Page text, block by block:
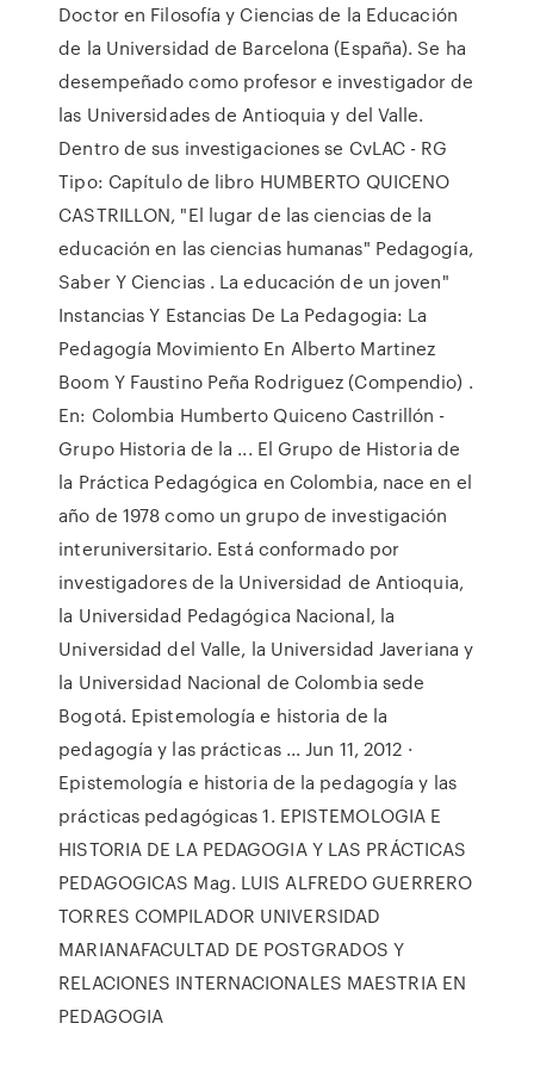
Doctor en Filosofía y Ciencias de la Educación
de la Universidad de Barcelona (España). Se ha
desempeñado como profesor e investigador de
las Universidades de Antioquia y del Valle.
Dentro de sus investigaciones se CvLAC - RG
Tipo: Capítulo de libro HUMBERTO QUICENO
CASTRILLON, "El lugar de las ciencias de la
educación en las ciencias humanas" Pedagogía,
Saber Y Ciencias . La educación de un joven"
Instancias Y Estancias De La Pedagogia: La
Pedagogía Movimiento En Alberto Martinez
Boom Y Faustino Peña Rodriguez (Compendio) .
En: Colombia Humberto Quiceno Castrillón -
Grupo Historia de la ... El Grupo de Historia de
la Práctica Pedagógica en Colombia, nace en el
año de 1978 como un grupo de investigación
interuniversitario. Está conformado por
investigadores de la Universidad de Antioquia,
la Universidad Pedagógica Nacional, la
Universidad del Valle, la Universidad Javeriana y
la Universidad Nacional de Colombia sede
Bogotá. Epistemología e historia de la
pedagogía y las prácticas ... Jun 11, 2012 ·
Epistemología e historia de la pedagogía y las
prácticas pedagógicas 1. EPISTEMOLOGIA E
HISTORIA DE LA PEDAGOGIA Y LAS PRÁCTICAS
PEDAGOGICAS Mag. LUIS ALFREDO GUERRERO
TORRES COMPILADOR UNIVERSIDAD
MARIANAFACULTAD DE POSTGRADOS Y
RELACIONES INTERNACIONALES MAESTRIA EN
PEDAGOGIA